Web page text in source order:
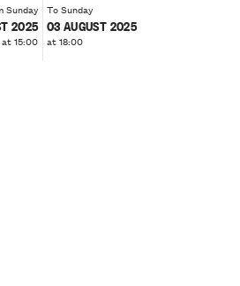
Sunday
2025
at 15:00
To Sunday
03 AUGUST 2025
at 18:00